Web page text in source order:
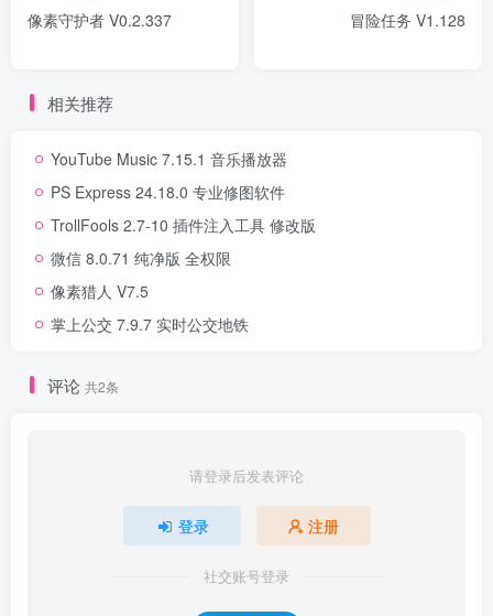
像素守护者 V0.2.337
冒险任务 V1.128
相关推荐
YouTube Music 7.15.1 音乐播放器
PS Express 24.18.0 专业修图软件
TrollFools 2.7-10 插件注入工具 修改版
微信 8.0.71 纯净版 全权限
像素猎人 V7.5
掌上公交 7.9.7 实时公交地铁
评论 共2条
请登录后发表评论
登录 注册
社交账号登录